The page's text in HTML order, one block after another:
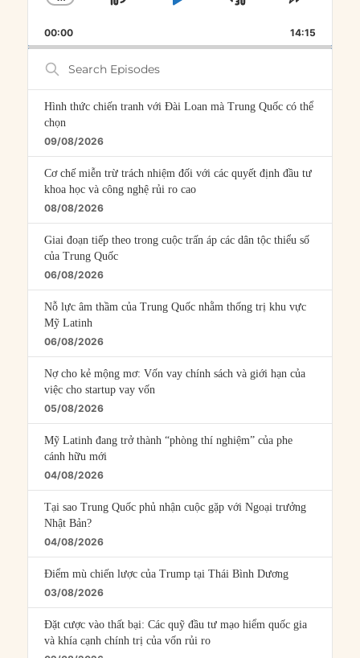
CHANGE
RATE
SKIP
PLAYJUMP
FORWARD
SHARE
00:00 14:15
Search
Episodes
Hình thức chiến tranh với Đài Loan mà Trung Quốc có thể
chọn
09/08/2026
Cơ chế miễn trừ trách nhiệm đối với các quyết định đầu tư
khoa học và công nghệ rủi ro cao
08/08/2026
Giai đoạn tiếp theo trong cuộc trấn áp các dân tộc thiểu số
của Trung Quốc
06/08/2026
Nỗ lực âm thầm của Trung Quốc nhằm thống trị khu vực
Mỹ Latinh
06/08/2026
Nợ cho kẻ mộng mơ: Vốn vay chính sách và giới hạn của
việc cho startup vay vốn
05/08/2026
Mỹ Latinh đang trở thành “phòng thí nghiệm” của phe
cánh hữu mới
04/08/2026
Tại sao Trung Quốc phủ nhận cuộc gặp với Ngoại trưởng
Nhật Bản?
04/08/2026
Điểm mù chiến lược của Trump tại Thái Bình Dương
03/08/2026
Đặt cược vào thất bại: Các quỹ đầu tư mạo hiểm quốc gia
và khía cạnh chính trị của vốn rủi ro